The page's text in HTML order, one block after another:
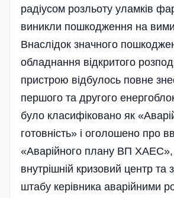
радіусом розльоту уламків
виникли пошкодження на
Внаслідок значного
обладнання відкритого
пристрою відбулось повне
першого та другого
було класифіковано як
готовність» і оголошено про
«Аварійного плану ВП ХАЕС»,
внутрішній кризовий центр та
штабу керівника аварійними